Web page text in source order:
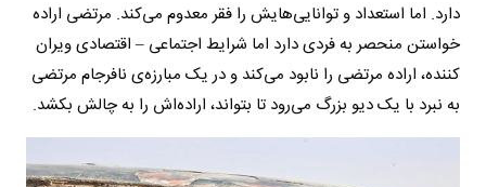
دارد. اما استعداد و توانایی‌هایش را فقر معدوم می‌کند. مرتضی اراده
خواستن منحصر به فردی دارد اما شرایط اجتماعی – اقتصادی ویران
کننده، اراده مرتضی را نابود می‌کند و در یک مبارزه‌ی نافرجام مرتضی
به نبرد با یک دیو بزرگ می‌رود تا بتواند، اراده‌اش را به چالش بکشد.